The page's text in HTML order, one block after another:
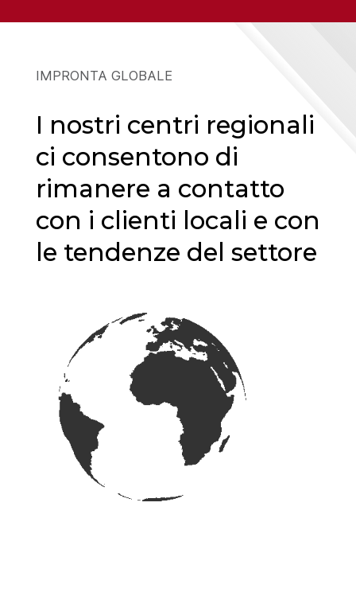
IMPRONTA GLOBALE
I nostri centri regionali
ci consentono di
rimanere a contatto
con i clienti locali e con
le tendenze del settore